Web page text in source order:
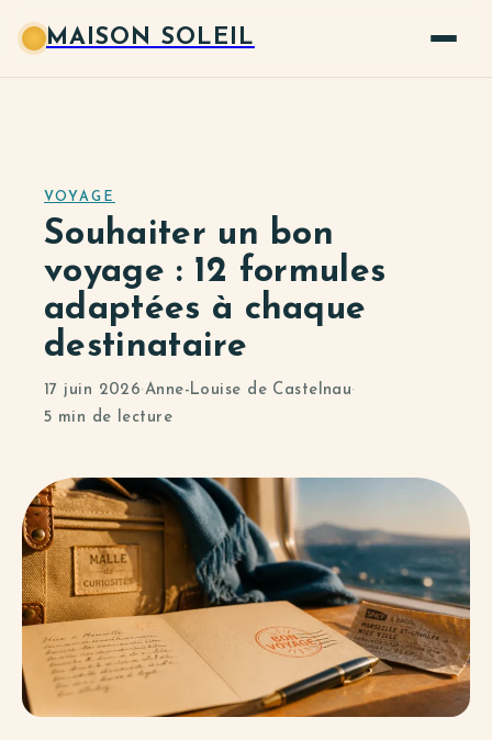
MAISON SOLEIL
VOYAGE
Souhaiter un bon
voyage : 12 formules
adaptées à chaque
destinataire
17 juin 2026·Anne-Louise de Castelnau·
5 min de lecture